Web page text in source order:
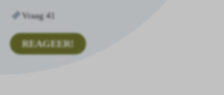
Vraag 41
REAGEER!